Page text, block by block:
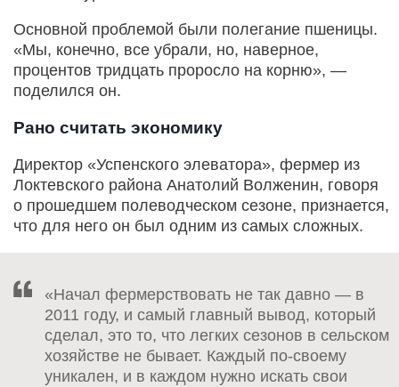
Основной проблемой были полегание пшеницы.
«Мы, конечно, все убрали, но, наверное,
процентов тридцать проросло на корню», —
поделился он.
Рано считать экономику
Директор «Успенского элеватора», фермер из
Локтевского района Анатолий Волженин, говоря
о прошедшем полеводческом сезоне, признается,
что для него он был одним из самых сложных.
«Начал фермерствовать не так давно — в
2011 году, и самый главный вывод, который
сделал, это то, что легких сезонов в сельском
хозяйстве не бывает. Каждый по-своему
уникален, и в каждом нужно искать свои